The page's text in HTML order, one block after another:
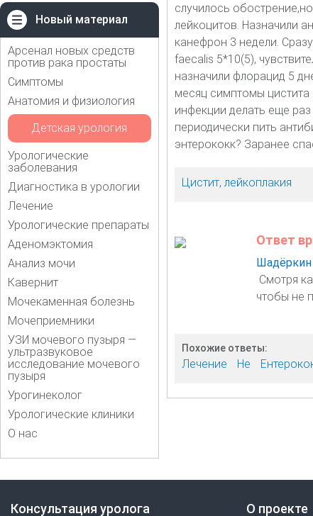
Новый материал
Арсенал новых средств
против рака простаты
Симптомы
Анатомия и физиология
Детская урология
Урологические
заболевания
Диагностика в урологии
Лечение
Урологические препараты
Аденомэктомия
Анализ мочи
Кавернит
Мочекаменная болезнь
Мочеприемники
УЗИ мочевого пузыря —
ультразвуковое
исследование мочевого
пузыря
Урогинеколог
Урологические клиники
О нас
случилось
лейкоцитов. Назначили
канефрон 3 недели.
faecalis 5*10(5),
назначили флорацид 5
месяц симптомы цистита
инфекции делать еще
периодически пить
энтерококк? Заранее
Цистит, лейкоплакия
Ответ
Шадёркин
Смотря
чтобы не
Похожие ответы:
Лечение Не
Консультация уролога О проекте